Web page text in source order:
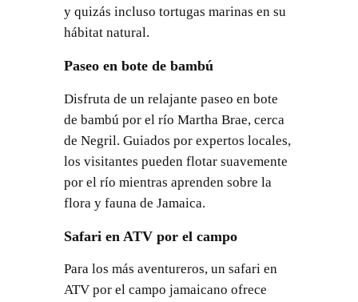
y quizás incluso tortugas marinas en su
hábitat natural.
Paseo en bote de bambú
Disfruta de un relajante paseo en bote
de bambú por el río Martha Brae, cerca
de Negril. Guiados por expertos locales,
los visitantes pueden flotar suavemente
por el río mientras aprenden sobre la
flora y fauna de Jamaica.
Safari en ATV por el campo
Para los más aventureros, un safari en
ATV por el campo jamaicano ofrece